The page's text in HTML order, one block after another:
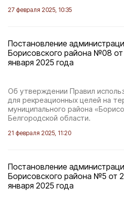
27 февраля 2025, 10:35
Постановление
Борисовского района №08 от
января 2025 года
Об утверждении Правил
для рекреационных целей на
муниципального района
Белгородской области.
21 февраля 2025, 11:20
Постановление
Борисовского района №5 от
января 2025 года